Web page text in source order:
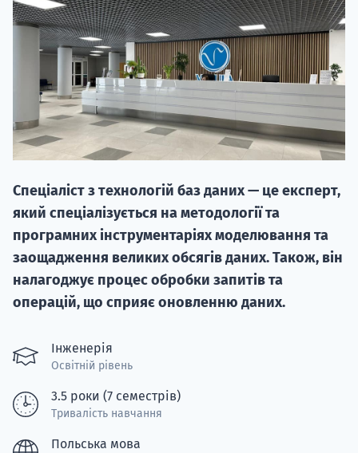
Спеціаліст з технологій баз даних — це експерт,
який спеціалізується на методології та
програмних інструментаріях моделювання та
заощадження великих обсягів даних. Також, він
налагоджує процес обробки запитів та
операцій, що сприяє оновленню даних.
Інженерія
Освітній рівень
3.5 роки (7 семестрів)
Тривалість навчання
Польська мова
"Навчання
НАБІР
вступ на